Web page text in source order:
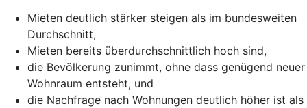
Mieten deutlich stärker steigen als im bundesweiten
Durchschnitt,
Mieten bereits überdurchschnittlich hoch sind,
die Bevölkerung zunimmt, ohne dass genügend neuer
Wohnraum entsteht, und
die Nachfrage nach Wohnungen deutlich höher ist als